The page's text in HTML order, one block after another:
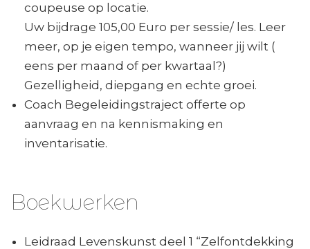
coupeuse op locatie.
Uw bijdrage 105,00 Euro per sessie/ les. Leer
meer, op je eigen tempo, wanneer jij wilt (
eens per maand of per kwartaal?)
Gezelligheid, diepgang en echte groei.
Coach Begeleidingstraject offerte op
aanvraag en na kennismaking en
inventarisatie.
Boekwerken
Leidraad Levenskunst deel 1 “Zelfontdekking